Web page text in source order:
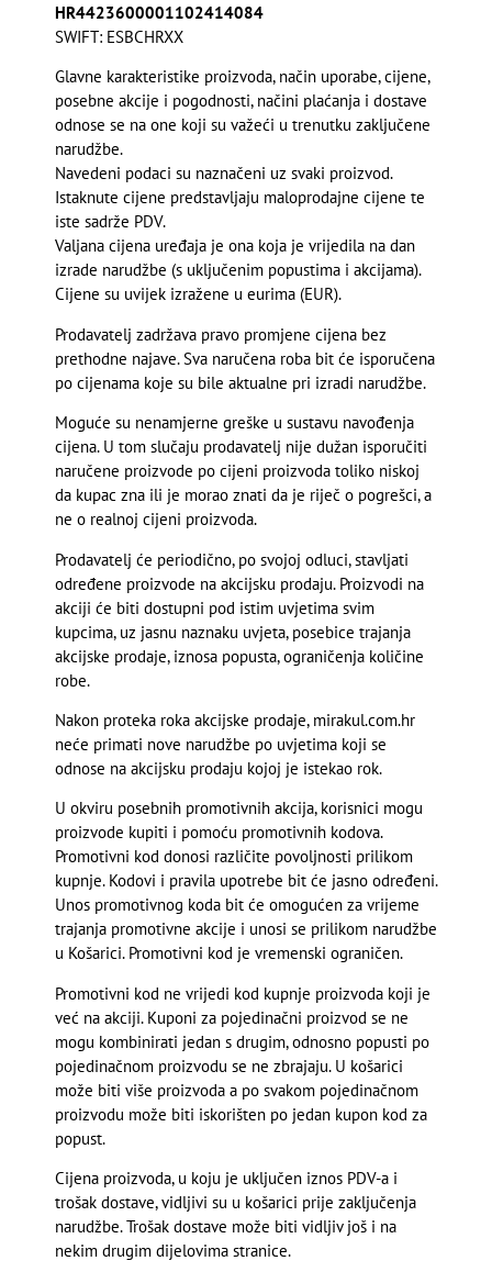
HR4423600001102414084
SWIFT: ESBCHRXX
Glavne karakteristike proizvoda, način uporabe, cijene,
posebne akcije i pogodnosti, načini plaćanja i dostave
odnose se na one koji su važeći u trenutku zaključene
narudžbe.
Navedeni podaci su naznačeni uz svaki proizvod.
Istaknute cijene predstavljaju maloprodajne cijene te
iste sadrže PDV.
Valjana cijena uređaja je ona koja je vrijedila na dan
izrade narudžbe (s uključenim popustima i akcijama).
Cijene su uvijek izražene u eurima (EUR).
Prodavatelj zadržava pravo promjene cijena bez
prethodne najave. Sva naručena roba bit će isporučena
po cijenama koje su bile aktualne pri izradi narudžbe.
Moguće su nenamjerne greške u sustavu navođenja
cijena. U tom slučaju prodavatelj nije dužan isporučiti
naručene proizvode po cijeni proizvoda toliko niskoj
da kupac zna ili je morao znati da je riječ o pogrešci, a
ne o realnoj cijeni proizvoda.
Prodavatelj će periodično, po svojoj odluci, stavljati
određene proizvode na akcijsku prodaju. Proizvodi na
akciji će biti dostupni pod istim uvjetima svim
kupcima, uz jasnu naznaku uvjeta, posebice trajanja
akcijske prodaje, iznosa popusta, ograničenja količine
robe.
Nakon proteka roka akcijske prodaje, mirakul.com.hr
neće primati nove narudžbe po uvjetima koji se
odnose na akcijsku prodaju kojoj je istekao rok.
U okviru posebnih promotivnih akcija, korisnici mogu
proizvode kupiti i pomoću promotivnih kodova.
Promotivni kod donosi različite povoljnosti prilikom
kupnje. Kodovi i pravila upotrebe bit će jasno određeni.
Unos promotivnog koda bit će omogućen za vrijeme
trajanja promotivne akcije i unosi se prilikom narudžbe
u Košarici. Promotivni kod je vremenski ograničen.
Promotivni kod ne vrijedi kod kupnje proizvoda koji je
već na akciji. Kuponi za pojedinačni proizvod se ne
mogu kombinirati jedan s drugim, odnosno popusti po
pojedinačnom proizvodu se ne zbrajaju. U košarici
može biti više proizvoda a po svakom pojedinačnom
proizvodu može biti iskorišten po jedan kupon kod za
popust.
Cijena proizvoda, u koju je uključen iznos PDV-a i
trošak dostave, vidljivi su u košarici prije zaključenja
narudžbe. Trošak dostave može biti vidljiv još i na
nekim drugim dijelovima stranice.